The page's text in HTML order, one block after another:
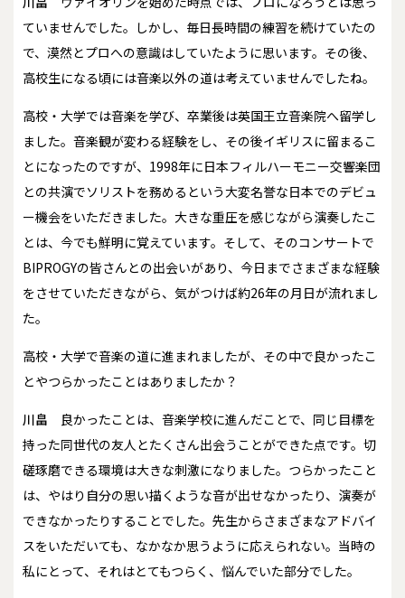
ていませんでした。しかし、毎日長時間の練習を続けていたの
で、漠然とプロへの意識はしていたように思います。その後、
高校生になる頃には音楽以外の道は考えていませんでしたね。
高校・大学では音楽を学び、卒業後は英国王立音楽院へ留学し
ました。音楽観が変わる経験をし、その後イギリスに留まるこ
とになったのですが、1998年に日本フィルハーモニー交響楽団
との共演でソリストを務めるという大変名誉な日本でのデビュ
ー機会をいただきました。大きな重圧を感じながら演奏したこ
とは、今でも鮮明に覚えています。そして、そのコンサートで
BIPROGYの皆さんとの出会いがあり、今日までさまざまな経験
をさせていただきながら、気がつけば約26年の月日が流れまし
た。
――高校・大学で音楽の道に進まれましたが、その中で良かったこ
とやつらかったことはありましたか？
川畠
良かったことは、音楽学校に進んだことで、同じ目標を
持った同世代の友人とたくさん出会うことができた点です。切
磋琢磨できる環境は大きな刺激になりました。つらかったこと
は、やはり自分の思い描くような音が出せなかったり、演奏が
できなかったりすることでした。先生からさまざまなアドバイ
スをいただいても、なかなか思うように応えられない。当時の
私にとって、それはとてもつらく、悩んでいた部分でした。